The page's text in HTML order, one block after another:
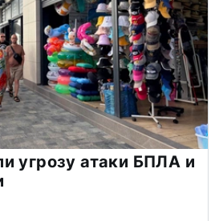
угрозу атаки БПЛА и